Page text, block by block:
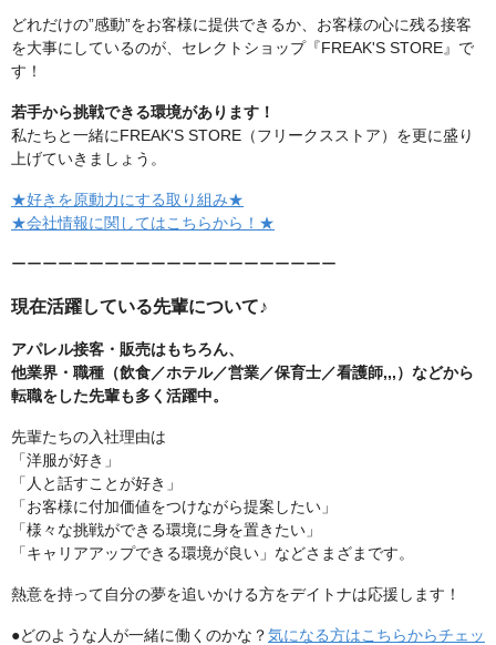
どれだけの”感動”をお客様に提供できるか、お客様の心に残る接客
を大事にしているのが、セレクトショップ『FREAK'S STORE』で
す！
若手から挑戦できる環境があります！
私たちと一緒にFREAK'S STORE（フリークスストア）を更に盛り
上げていきましょう。
★好きを原動力にする取り組み★
★会社情報に関してはこちらから！★
ーーーーーーーーーーーーーーーーーーーーー
現在活躍している先輩について♪
アパレル接客・販売はもちろん、
他業界・職種（飲食／ホテル／営業／保育士／看護師,,,）などから
転職をした先輩も多く活躍中。
先輩たちの入社理由は
「洋服が好き」
「人と話すことが好き」
「お客様に付加価値をつけながら提案したい」
「様々な挑戦ができる環境に身を置きたい」
「キャリアアップできる環境が良い」などさまざまです。
熱意を持って自分の夢を追いかける方をデイトナは応援します！
●どのような人が一緒に働くのかな？気になる方はこちらからチェッ